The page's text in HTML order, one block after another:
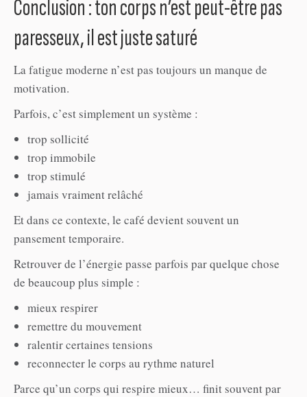
Conclusion : ton corps n’est peut-être pas
paresseux, il est juste saturé
La fatigue moderne n’est pas toujours un manque de
motivation.
Parfois, c’est simplement un système :
trop sollicité
trop immobile
trop stimulé
jamais vraiment relâché
Et dans ce contexte, le café devient souvent un
pansement temporaire.
Retrouver de l’énergie passe parfois par quelque chose
de beaucoup plus simple :
mieux respirer
remettre du mouvement
ralentir certaines tensions
reconnecter le corps au rythme naturel
Parce qu’un corps qui respire mieux… finit souvent par